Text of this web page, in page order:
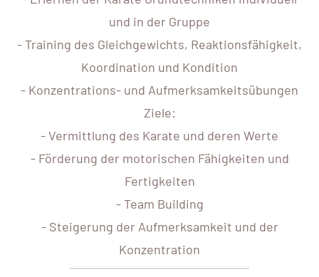
und in der Gruppe
- Training des Gleichgewichts, Reaktionsfähigkeit,
Koordination und Kondition
- Konzentrations- und Aufmerksamkeitsübungen
Ziele:
- Vermittlung des Karate und deren Werte
- Förderung der motorischen Fähigkeiten und
Fertigkeiten
- Team Building
- Steigerung der Aufmerksamkeit und der
Konzentration